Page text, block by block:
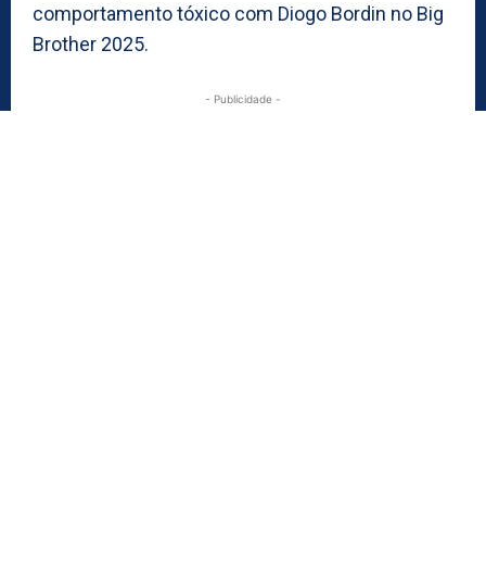
comportamento tóxico com Diogo Bordin no Big
Brother 2025.
- Publicidade -